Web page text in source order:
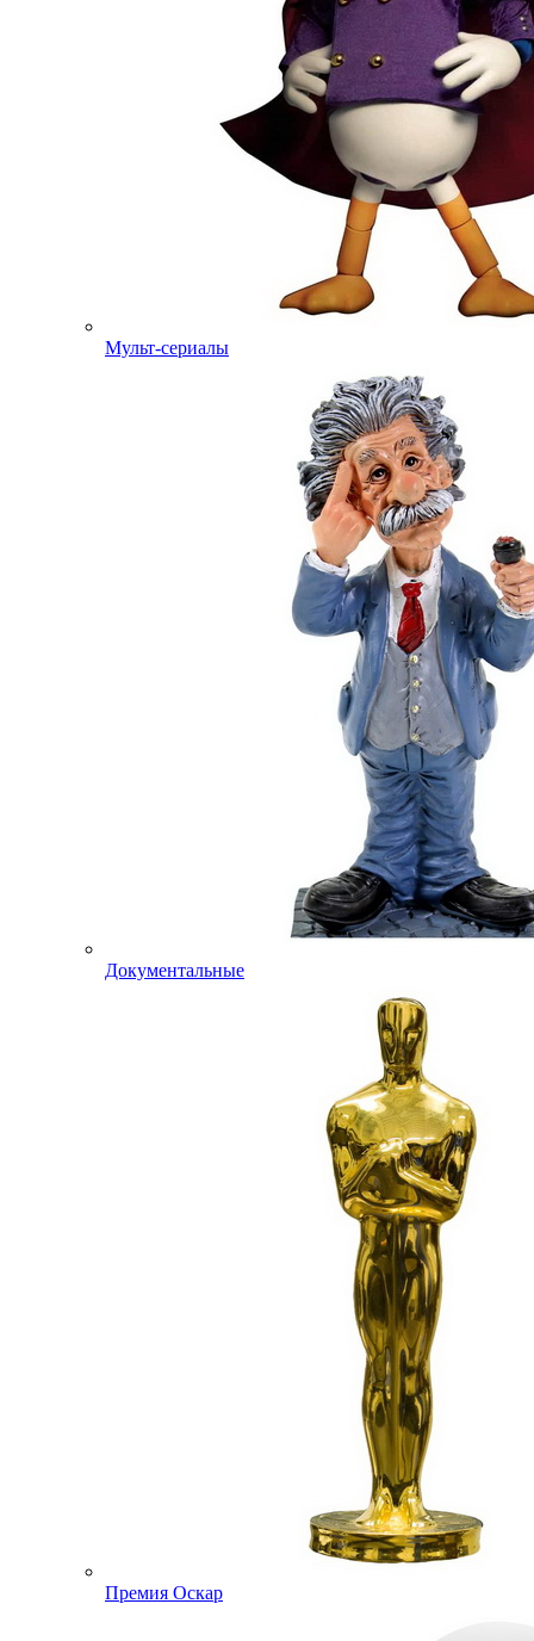
Мульт-сериалы
Документальные
Премия Оскар